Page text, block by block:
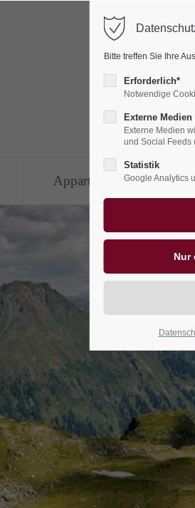
Support
Lorem ipsum dolor sit
24h / 365days
We offer support for our
Mon - Fri 8:00am -
Appartements
Bitte treffen Sie Ihre
Erforderlich*
Notwendige
Externe Medien
Externe Medien
und Social Feeds
Statistik
Google Analytics